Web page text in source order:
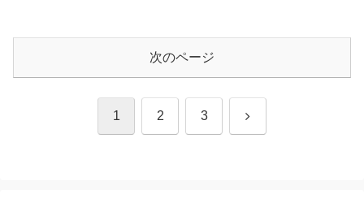
次のページ
1 2 3 次